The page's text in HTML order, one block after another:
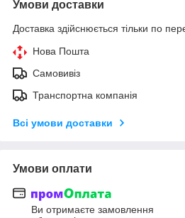
Умови доставки
Доставка здійснюється тільки по
Нова Пошта
Самовивіз
Транспортна компанія
Всі умови доставки
Умови оплати
Ви отримаєте замовлення